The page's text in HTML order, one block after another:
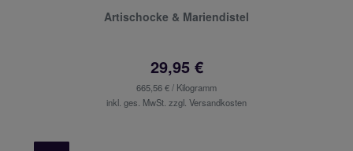
Artischocke & Mariendistel
29,95 €
665,56 € / Kilogramm
inkl. ges. MwSt. zzgl. Versandkosten